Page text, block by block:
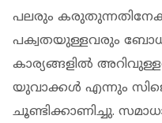
പലരും
പക്വതയുള്ളവരും
കാര്യങ്ങളിൽ
യുവാക്കൾ എന്നും
ചൂണ്ടിക്കാണിച്ചു.